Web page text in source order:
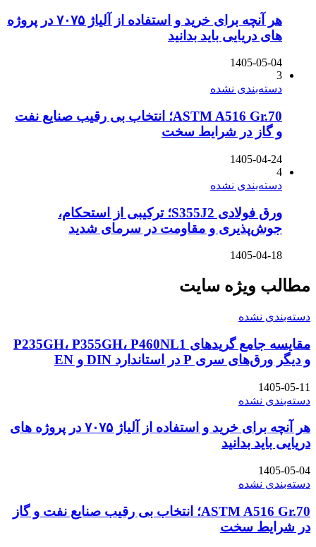
هر آنچه برای خرید و استفاده از آلیاژ ۷۰۷۵ در پروژه
های دریایی باید بدانید
1405-05-04
3
دسته‌بندی نشده
ASTM A516 Gr.70؛ انتخاب بی رقیب صنایع نفت
و گاز در شرایط سخت
1405-04-24
4
دسته‌بندی نشده
ورق فولادی S355J2؛ ترکیبی از استحکام،
جوش‌پذیری و مقاومت در سرمای شدید
1405-04-18
مطالب ویژه سایت
دسته‌بندی نشده
مقایسه جامع گریدهای P235GH، P355GH، P460NL1
و دیگر ورق‌های سری P در استاندارد DIN و EN
1405-05-11
دسته‌بندی نشده
هر آنچه برای خرید و استفاده از آلیاژ ۷۰۷۵ در پروژه های
دریایی باید بدانید
1405-05-04
دسته‌بندی نشده
ASTM A516 Gr.70؛ انتخاب بی رقیب صنایع نفت و گاز
در شرایط سخت